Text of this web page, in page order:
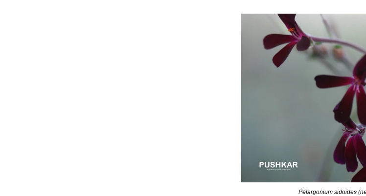
Pelargonium sidoides